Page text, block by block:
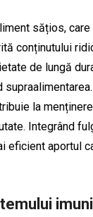
sățios, care
conținutului
de lungă
la
Integrând
eficient aportul